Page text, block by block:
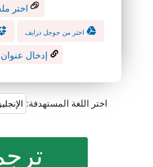
اختر
اختر من جوجل درايف
إدخال عنوان
اختر اللغة المستهدفة: